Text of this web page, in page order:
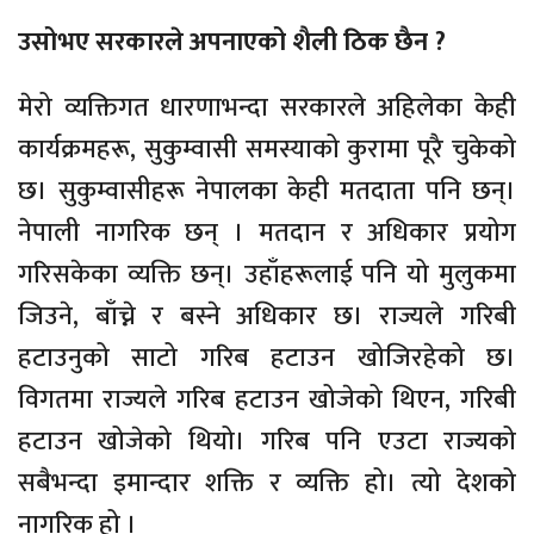
उसोभए सरकारले अपनाएको शैली ठिक छैन ?
मेरो व्यक्तिगत धारणाभन्दा सरकारले अहिलेका केही
कार्यक्रमहरू, सुकुम्वासी समस्याको कुरामा पूरै चुकेको
छ। सुकुम्वासीहरू नेपालका केही मतदाता पनि छन्।
नेपाली नागरिक छन् । मतदान र अधिकार प्रयोग
गरिसकेका व्यक्ति छन्। उहाँहरूलाई पनि यो मुलुकमा
जिउने, बाँच्ने र बस्ने अधिकार छ। राज्यले गरिबी
हटाउनुको साटो गरिब हटाउन खोजिरहेको छ।
विगतमा राज्यले गरिब हटाउन खोजेको थिएन, गरिबी
हटाउन खोजेको थियो। गरिब पनि एउटा राज्यको
सबैभन्दा इमान्दार शक्ति र व्यक्ति हो। त्यो देशको
नागरिक हो ।